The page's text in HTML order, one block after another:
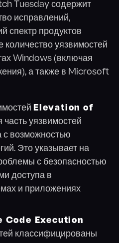
Tuesday содержит
исправлений,
спектр продуктов
уязвимостей
Windows (включая
а также в Microsoft
Elevation of
уязвимостей
с возможностью
Это указывает на
с безопасностью
доступа в
и приложениях
Code Execution
классифицированы